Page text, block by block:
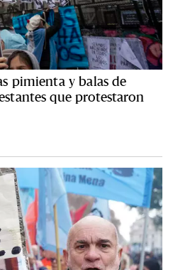
pimienta y balas de
que protestaron